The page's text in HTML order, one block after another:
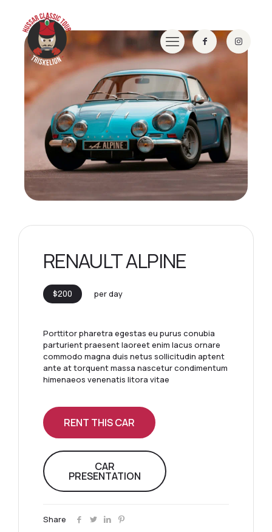
RENAULT ALPINE
$200 per day
Porttitor pharetra egestas eu purus conubia
parturient praesent laoreet enim lacus ornare
commodo magna duis netus sollicitudin aptent
ante at torquent massa nascetur condimentum
himenaeos venenatis litora vitae
RENT THIS CAR
CAR
PRESENTATION
Share